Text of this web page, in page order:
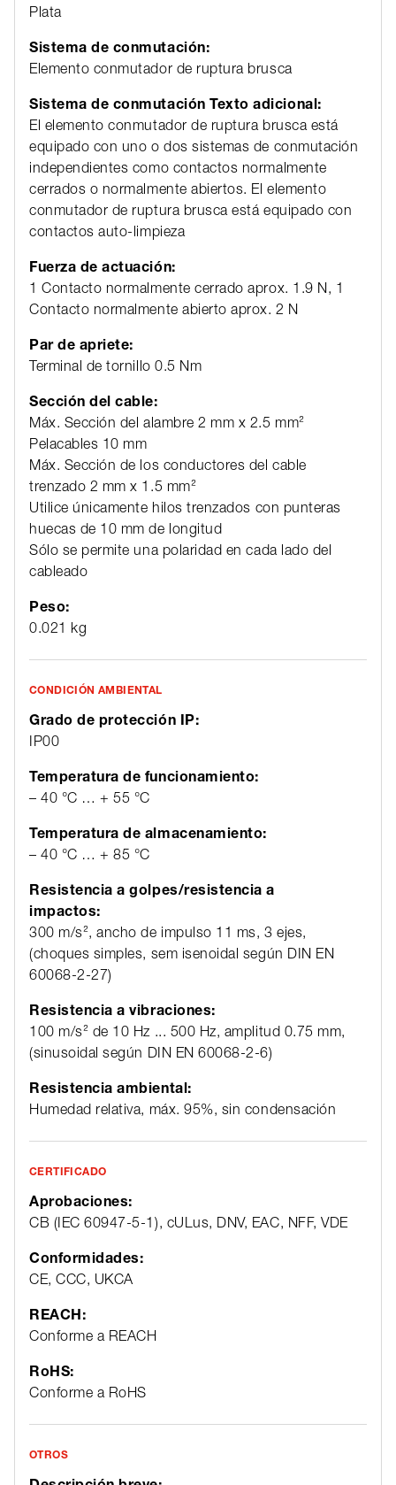
Plata
Sistema de conmutación:
Elemento conmutador de ruptura brusca
Sistema de conmutación Texto adicional:
El elemento conmutador de ruptura brusca está
equipado con uno o dos sistemas de conmutación
independientes como contactos normalmente
cerrados o normalmente abiertos. El elemento
conmutador de ruptura brusca está equipado con
contactos auto-limpieza
Fuerza de actuación:
1 Contacto normalmente cerrado aprox. 1.9 N, 1
Contacto normalmente abierto aprox. 2 N
Par de apriete:
Terminal de tornillo 0.5 Nm
Sección del cable:
Máx. Sección del alambre 2 mm x 2.5 mm²
Pelacables 10 mm
Máx. Sección de los conductores del cable
trenzado 2 mm x 1.5 mm²
Utilice únicamente hilos trenzados con punteras
huecas de 10 mm de longitud
Sólo se permite una polaridad en cada lado del
cableado
Peso:
0.021 kg
CONDICIÓN AMBIENTAL
Grado de protección IP:
IP00
Temperatura de funcionamiento:
– 40 °C … + 55 °C
Temperatura de almacenamiento:
– 40 °C … + 85 °C
Resistencia a golpes/resistencia a
impactos:
300 m/s², ancho de impulso 11 ms, 3 ejes,
(choques simples, sem isenoidal según DIN EN
60068-2-27)
Resistencia a vibraciones:
100 m/s² de 10 Hz ... 500 Hz, amplitud 0.75 mm,
(sinusoidal según DIN EN 60068-2-6)
Resistencia ambiental:
Humedad relativa, máx. 95%, sin condensación
CERTIFICADO
Aprobaciones:
CB (IEC 60947-5-1), cULus, DNV, EAC, NFF, VDE
Conformidades:
CE, CCC, UKCA
REACH:
Conforme a REACH
RoHS:
Conforme a RoHS
OTROS